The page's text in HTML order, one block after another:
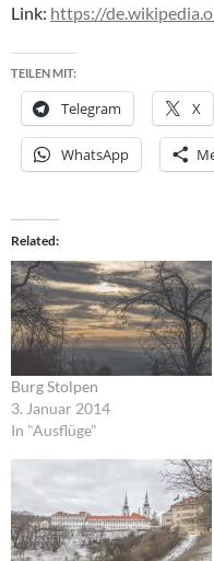
Link: https://
TEILEN MIT:
Telegram X
WhatsApp
Related
Burg Stolpen
3. Januar 2014
In "Ausflüge"